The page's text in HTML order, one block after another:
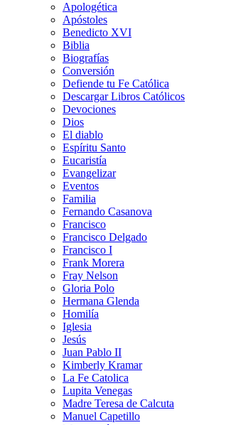
Apologética
Apóstoles
Benedicto XVI
Biblia
Biografías
Conversión
Defiende tu Fe Católica
Descargar Libros Católicos
Devociones
Dios
El diablo
Espíritu Santo
Eucaristía
Evangelizar
Eventos
Familia
Fernando Casanova
Francisco
Francisco Delgado
Francisco I
Frank Morera
Fray Nelson
Gloria Polo
Hermana Glenda
Homilía
Iglesia
Jesús
Juan Pablo II
Kimberly Kramar
La Fe Catolica
Lupita Venegas
Madre Teresa de Calcuta
Manuel Capetillo